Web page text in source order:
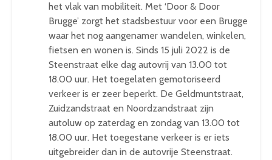
het vlak van mobiliteit. Met ‘Door & Door
Brugge’ zorgt het stadsbestuur voor een Brugge
waar het nog aangenamer wandelen, winkelen,
fietsen en wonen is. Sinds 15 juli 2022 is de
Steenstraat elke dag autovrij van 13.00 tot
18.00 uur. Het toegelaten gemotoriseerd
verkeer is er zeer beperkt. De Geldmuntstraat,
Zuidzandstraat en Noordzandstraat zijn
autoluw op zaterdag en zondag van 13.00 tot
18.00 uur. Het toegestane verkeer is er iets
uitgebreider dan in de autovrije Steenstraat.